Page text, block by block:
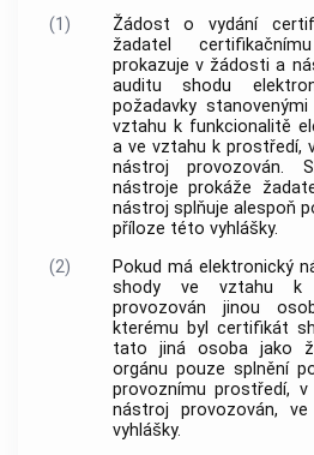
(1)
Žádost o vydání
žadatel
prokazuje v žádosti a
auditu shodu
požadavky
vztahu k funkcionalitě
a ve vztahu kprostředí,
nástroj provozován.
nástroje prokáže
nástroj splňuje alespoň
příloze této vyhlášky.
(2)
Pokud má elektronický
shody ve vztahu k
provozován jinou
kterému byl certifikát
tato jiná osoba jako
orgánu pouze splnění
provoznímuprostředí, v
nástroj provozován,
vyhlášky.